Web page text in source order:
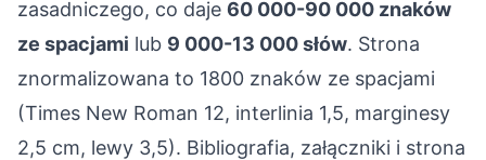
zasadniczego, co daje 60 000-90 000 znaków
ze spacjami lub 9 000-13 000 słów. Strona
znormalizowana to 1800 znaków ze spacjami
(Times New Roman 12, interlinia 1,5, marginesy
2,5 cm, lewy 3,5). Bibliografia, załączniki i strona